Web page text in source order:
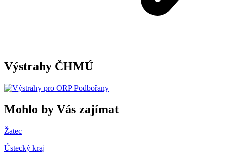
Výstrahy ČHMÚ
Mohlo by Vás zajímat
Žatec
Ústecký kraj